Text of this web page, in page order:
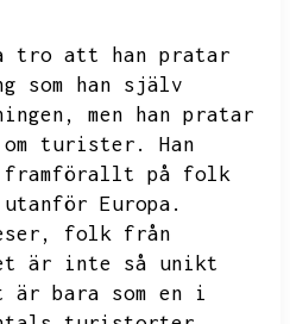
tro att han pratar
som han själv
men han pratar
turister.
Han
framförallt på folk
utanför Europa.
folk från
är inte så unikt
är bara som en i